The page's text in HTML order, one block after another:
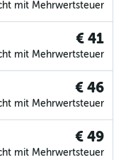
mit Mehrwertsteuer
€ 41
mit Mehrwertsteuer
€ 46
mit Mehrwertsteuer
€ 49
mit Mehrwertsteuer